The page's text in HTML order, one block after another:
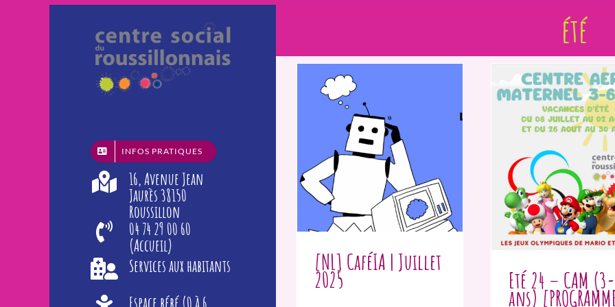
INFOS PRATIQUES
16, Avenue Jean
Jaurès 38150
Roussillon
04 74 29 00 60
(Accueil)
Services aux habitants
été
[NL] CaféIA | Juillet
2025 Eté 24 – CAM
ans)